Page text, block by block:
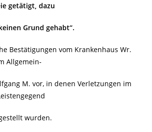
getätigt, dazu
Grund gehabt“.
Bestätigungen vom Krankenhaus Wr.
Allgemein-
M. vor, in denen Verletzungen im
wurden.